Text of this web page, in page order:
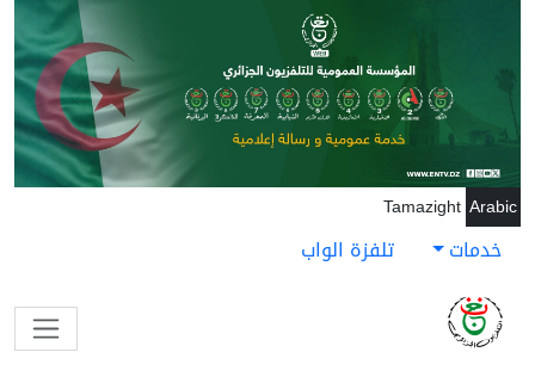
تجاوز إلى المحتوى الرئيسي
Arabic
Tamazight
خدمات تلفزة الواب